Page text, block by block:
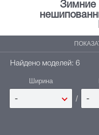
Зимние
Найдено моделей: 6
Ширина
- / -